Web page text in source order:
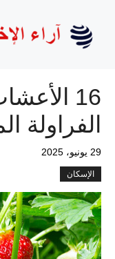
المحتوى
16
الفراولة
29 يونيو، 2025
الإسكان